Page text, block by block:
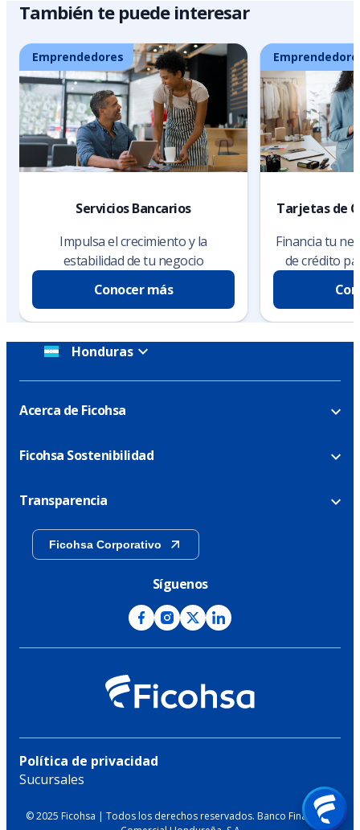
También te puede interesar
Emprendedores
Servicios Bancarios
Impulsa el crecimiento y la
estabilidad de tu negocio
Conocer más
Tarjetas de
Financia tu
de crédito
Honduras
Acerca de Ficohsa
Ficohsa Sostenibilidad
Transparencia
Ficohsa Corporativo
Síguenos
Política de privacidad
Sucursales
© 2025 Ficohsa | Todos los derechos reservados. Banco Financiera